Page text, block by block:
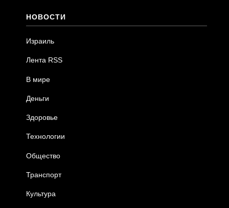
НОВОСТИ
Израиль
Лента RSS
В мире
Деньги
Здоровье
Технологии
Общество
Транспорт
Культура